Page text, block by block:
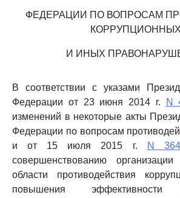
ФЕДЕРАЦИИ ПО ВОПРОСАМ
КОРРУПЦИОННЫХ
И ИНЫХ
В соответствии с указами
Федерации от 23 июня 2014 г.
N
изменений в некоторые акты
Федерации по вопросам
и от 15 июля 2015 г.
N 364
совершенствованию
области противодействия
повышения